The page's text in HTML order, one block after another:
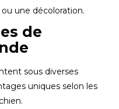
une décoloration.
de
sous diverses
uniques selon les